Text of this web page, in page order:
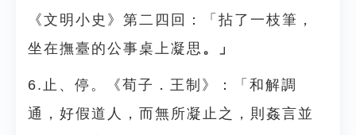
《文明小史》第二四回：「拈了一枝筆，
坐在撫臺的公事桌上凝思 。」
6.止、停。《荀子．王制》：「和解調
通，好假道人，而無所凝止之，則姦言並